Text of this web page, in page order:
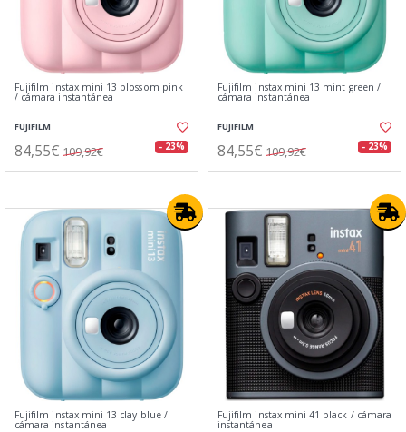
Fujifilm instax mini 13 blossom pink
/ cámara instantánea
FUJIFILM
84,55€ 109,92€ - 23%
Fujifilm instax mini 13 mint green /
cámara instantánea
FUJIFILM
84,55€ 109,92€ - 23%
Fujifilm instax mini 13 clay blue /
cámara instantánea
Fujifilm instax mini 41 black / cámara
instantánea